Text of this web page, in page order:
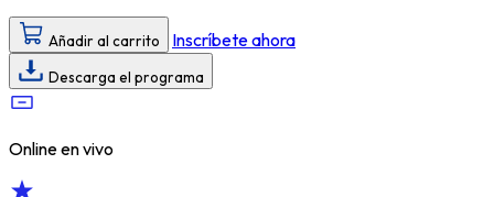
Añadir al carrito Inscríbete ahora
Descarga el programa
Online en vivo